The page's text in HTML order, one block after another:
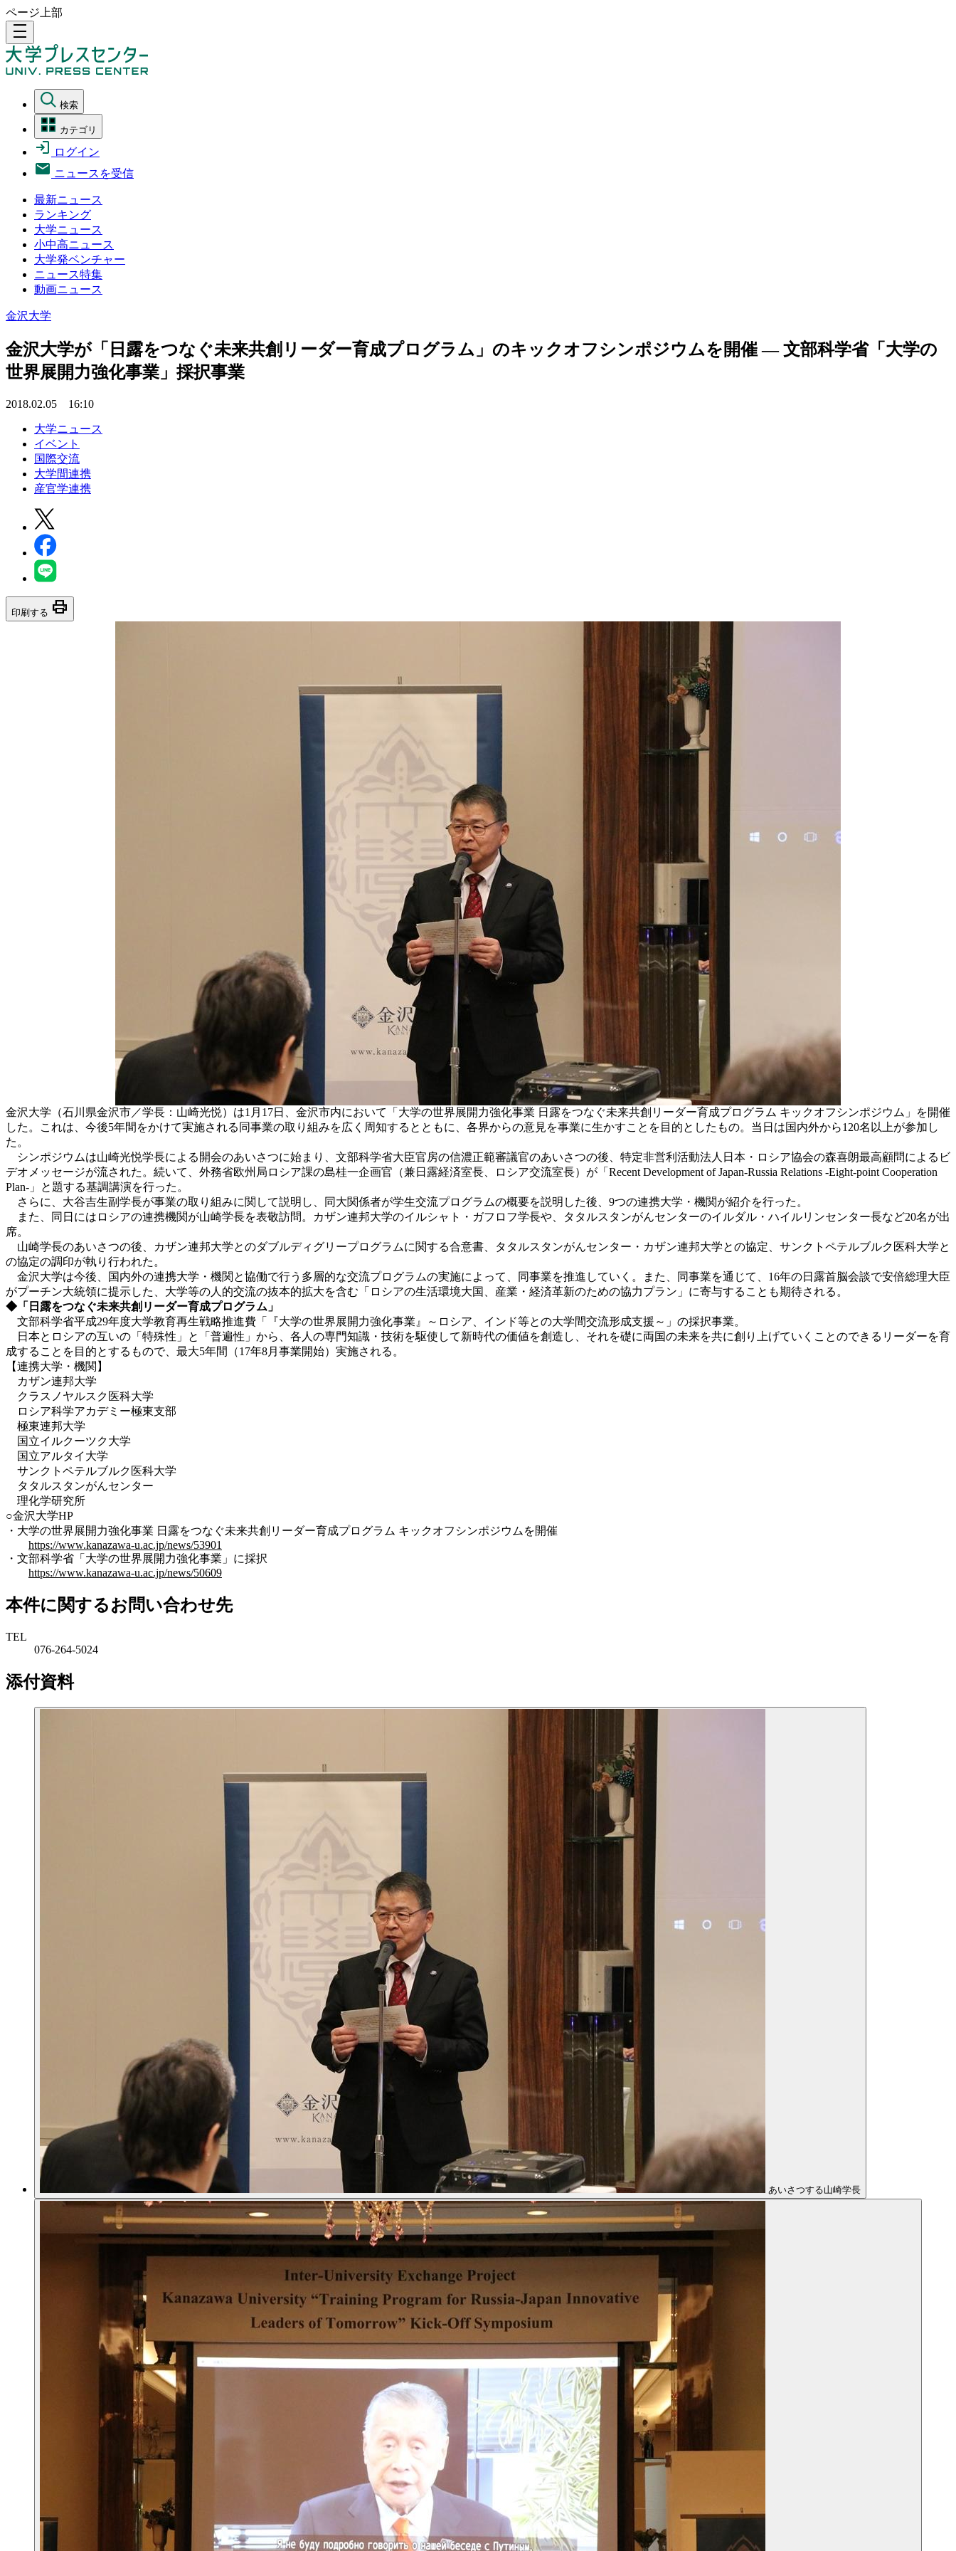
ページ上部
density_medium
検索
カテゴリ
ログイン
ニュースを受信
最新ニュース
ランキング
大学ニュース
小中高ニュース
大学発ベンチャー
ニュース特集
動画ニュース
金沢大学
金沢大学が「日露をつなぐ未来共創リーダー育成プログラム」のキックオフシンポジウムを開催 — 文部科学省「大学の
世界展開力強化事業」採択事業
2018.02.05 16:10
大学ニュース
イベント
国際交流
大学間連携
産官学連携
印刷する print
金沢大学（石川県金沢市／学長：山崎光悦）は1月17日、金沢市内において「大学の世界展開力強化事業 日露をつなぐ未来共創リーダー育成プログラム キックオフシンポジウム」を開催
した。これは、今後5年間をかけて実施される同事業の取り組みを広く周知するとともに、各界からの意見を事業に生かすことを目的としたもの。当日は国内外から120名以上が参加し
た。
シンポジウムは山崎光悦学長による開会のあいさつに始まり、文部科学省大臣官房の信濃正範審議官のあいさつの後、特定非営利活動法人日本・ロシア協会の森喜朗最高顧問によるビ
デオメッセージが流された。続いて、外務省欧州局ロシア課の島桂一企画官（兼日露経済室長、ロシア交流室長）が「Recent Development of Japan-Russia Relations -Eight-point Cooperation
Plan-」と題する基調講演を行った。
さらに、大谷吉生副学長が事業の取り組みに関して説明し、同大関係者が学生交流プログラムの概要を説明した後、9つの連携大学・機関が紹介を行った。
また、同日にはロシアの連携機関が山崎学長を表敬訪問。カザン連邦大学のイルシャト・ガフロフ学長や、タタルスタンがんセンターのイルダル・ハイルリンセンター長など20名が出
席。
山崎学長のあいさつの後、カザン連邦大学とのダブルディグリープログラムに関する合意書、タタルスタンがんセンター・カザン連邦大学との協定、サンクトペテルブルク医科大学と
の協定の調印が執り行われた。
金沢大学は今後、国内外の連携大学・機関と協働で行う多層的な交流プログラムの実施によって、同事業を推進していく。また、同事業を通じて、16年の日露首脳会談で安倍総理大臣
がプーチン大統領に提示した、大学等の人的交流の抜本的拡大を含む「ロシアの生活環境大国、産業・経済革新のための協力プラン」に寄与することも期待される。
◆「日露をつなぐ未来共創リーダー育成プログラム」
文部科学省平成29年度大学教育再生戦略推進費「『大学の世界展開力強化事業』～ロシア、インド等との大学間交流形成支援～」の採択事業。
日本とロシアの互いの「特殊性」と「普遍性」から、各人の専門知識・技術を駆使して新時代の価値を創造し、それを礎に両国の未来を共に創り上げていくことのできるリーダーを育
成することを目的とするもので、最大5年間（17年8月事業開始）実施される。
【連携大学・機関】
カザン連邦大学
クラスノヤルスク医科大学
ロシア科学アカデミー極東支部
極東連邦大学
国立イルクーツク大学
国立アルタイ大学
サンクトペテルブルク医科大学
タタルスタンがんセンター
理化学研究所
○金沢大学HP
・大学の世界展開力強化事業 日露をつなぐ未来共創リーダー育成プログラム キックオフシンポジウムを開催
https://www.kanazawa-u.ac.jp/news/53901
・文部科学省「大学の世界展開力強化事業」に採択
https://www.kanazawa-u.ac.jp/news/50609
本件に関するお問い合わせ先
TEL
076-264-5024
添付資料
あいさつする山崎学長